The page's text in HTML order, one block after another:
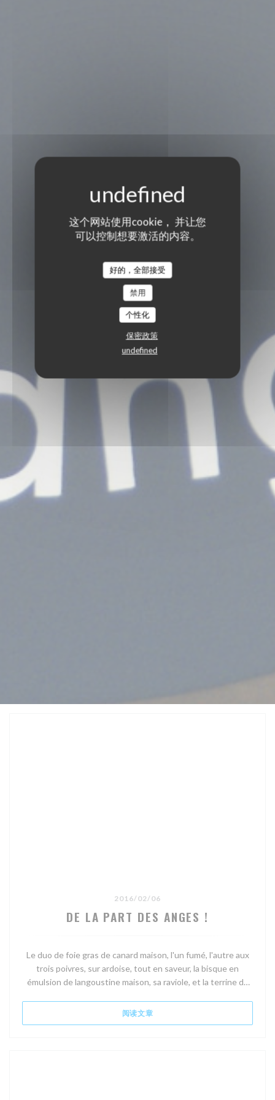
这个网站使用cookie， 并让您
可以控制想要激活的内容。
好的，全部接受
禁用
个性化
保密政策
undefined
2016/02/06
DE LA PART DES ANGES !
Le duo de foie gras de canard maison, l'un fumé, l'autre aux
trois poivres, sur ardoise, tout en saveur, la bisque en
émulsion de langoustine maison, sa raviole, et la terrine de
阅读文章((在新窗口中打开))